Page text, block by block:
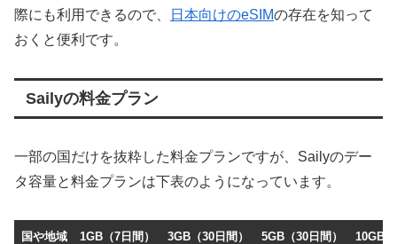
際にも利用できるので、
日本向けのeSIMの存在を知って
おくと便利です。
Sailyの料金プラン
一部の国だけを抜粋した料金プランですが、Sailyのデー
タ容量と料金プランは下表のようになっています。
国や地域 1GB（7日間） 3GB（30日間） 5GB（30日間） 10GB